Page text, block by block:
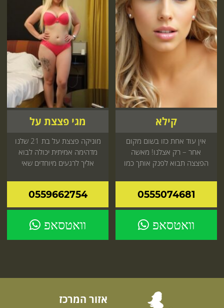
קילא
אין עוד אחת כזו בשום מקום
אחר – רק אצלנו! מאשה
הפצצה תבוא לפנק אותך כמו
0555074681
וואטסאפ
מגי פצצת על
מוניקה פצצת על בת 21 שלנו
מדהימה אמיתית יכולה לבוא
אליך לרגעים מיוחדים שאי
0559662754
וואטסאפ
אזור המרכז